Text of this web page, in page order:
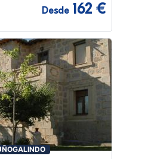
Desde 162 €